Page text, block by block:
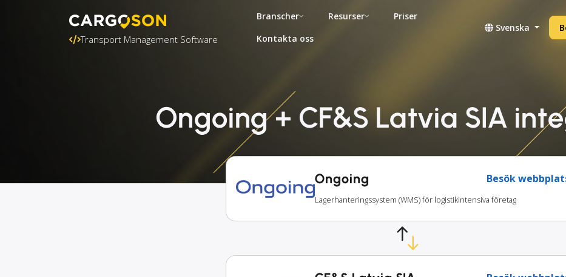
Transport Management Software
Branscher Resurser
Priser
Kontakta oss
Svenska
Ongoing + CF&S Latvia SIA
Ongoing Besök
Lagerhanteringssystem (WMS) för logistikintensiva företag